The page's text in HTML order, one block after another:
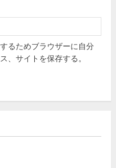
るためブラウザーに自分
、サイトを保存する。